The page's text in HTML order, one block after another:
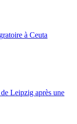
à Ceuta
Leipzig après une